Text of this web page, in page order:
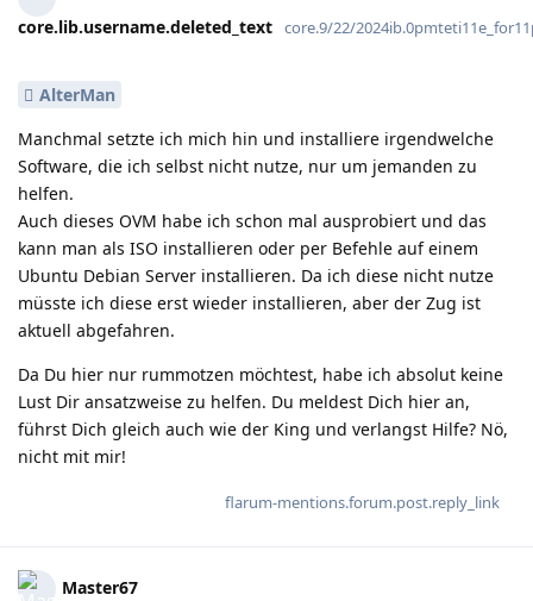
core.lib.username.deleted_text core.9/22/
AlterMan
Manchmal setzte ich mich hin und installiere irgendwelche
Software, die ich selbst nicht nutze, nur um jemanden zu
helfen.
Auch dieses OVM habe ich schon mal ausprobiert und das
kann man als ISO installieren oder per Befehle auf einem
Ubuntu Debian Server installieren. Da ich diese nicht nutze
müsste ich diese erst wieder installieren, aber der Zug ist
aktuell abgefahren.
Da Du hier nur rummotzen möchtest, habe ich absolut keine
Lust Dir ansatzweise zu helfen. Du meldest Dich hier an,
führst Dich gleich auch wie der King und verlangst Hilfe? Nö,
nicht mit mir!
flarum-mentions.forum.post.reply_link
Master67